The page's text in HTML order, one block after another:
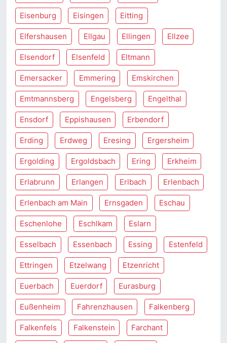
Eisenburg Eisingen Eitting
Elfershausen Ellgau Ellingen Ellzee
Elsendorf Elsenfeld Eltmann
Emersacker Emmering Emskirchen
Emtmannsberg Engelsberg Engelthal
Ensdorf Eppishausen Erbendorf
Erding Erdweg Eresing Ergersheim
Ergolding Ergoldsbach Ering Erkheim
Erlabrunn Erlangen Erlbach Erlenbach
Erlenbach am Main Ernsgaden Eschau
Eschenlohe Eschlkam Eslarn
Esselbach Essenbach Essing Estenfeld
Ettringen Etzelwang Etzenricht
Euerbach Euerdorf Eurasburg
Eußenheim Fahrenzhausen Falkenberg
Falkenfels Falkenstein Farchant